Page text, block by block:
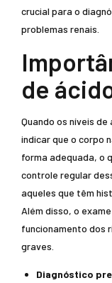
crucial para o
problemas renais.
de
Quando os níveis
indicar que o corpo
forma adequada, o
controle regular
aqueles que têm
Além disso, o
funcionamento dos
graves.
Diagnóstico